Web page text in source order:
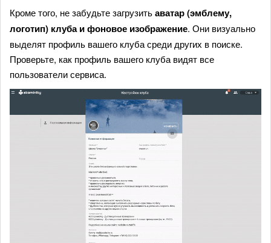
Кроме того, не забудьте загрузитьаватар (эмблему,
логотип) клуба и фоновое изображение. Они визуально
выделят профиль вашего клуба среди других в поиске.
Проверьте, как профиль вашего клуба видят все
пользователи сервиса.